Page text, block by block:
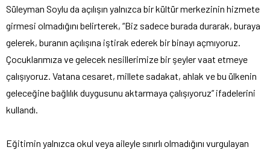
Süleyman Soylu da açılışın yalnızca bir kültür merkezinin hizmete
girmesi olmadığını belirterek, “Biz sadece burada durarak, buraya
gelerek, buranın açılışına iştirak ederek bir binayı açmıyoruz.
Çocuklarımıza ve gelecek nesillerimize bir şeyler vaat etmeye
çalışıyoruz. Vatana cesaret, millete sadakat, ahlak ve bu ülkenin
geleceğine bağlılık duygusunu aktarmaya çalışıyoruz” ifadelerini
kullandı.
Eğitimin yalnızca okul veya aileyle sınırlı olmadığını vurgulayan